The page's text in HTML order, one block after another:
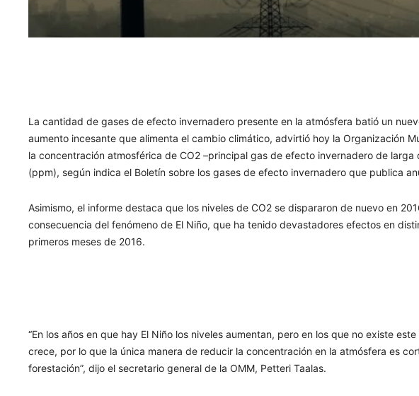
La cantidad de gases de efecto invernadero presente en la atmósfera batió un
aumento incesante que alimenta el cambio climático, advirtió hoy la Organización
la concentración atmosférica de CO2 –principal gas de efecto invernadero de
(ppm), según indica el Boletín sobre los gases de efecto invernadero que publica
Asimismo, el informe destaca que los niveles de CO2 se dispararon de nuevo en
consecuencia del fenómeno de El Niño, que ha tenido devastadores efectos en
primeros meses de 2016.
“En los años en que hay El Niño los niveles aumentan, pero en los que no existe
crece, por lo que la única manera de reducir la concentración en la atmósfera es
forestación”, dijo el secretario general de la OMM, Petteri Taalas.